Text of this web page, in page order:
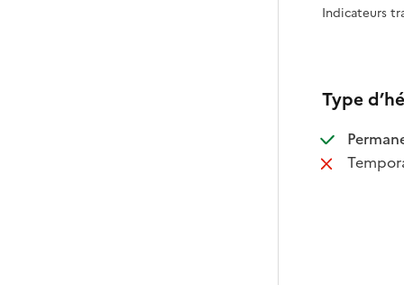
Indicateurs
Type
: